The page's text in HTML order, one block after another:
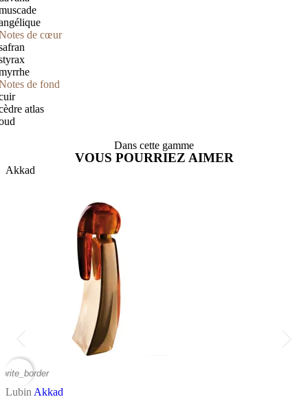
de cœur
de fond
atlas
Dans cette gamme
VOUS POURRIEZ AIMER
Akkad
Lubin Akkad